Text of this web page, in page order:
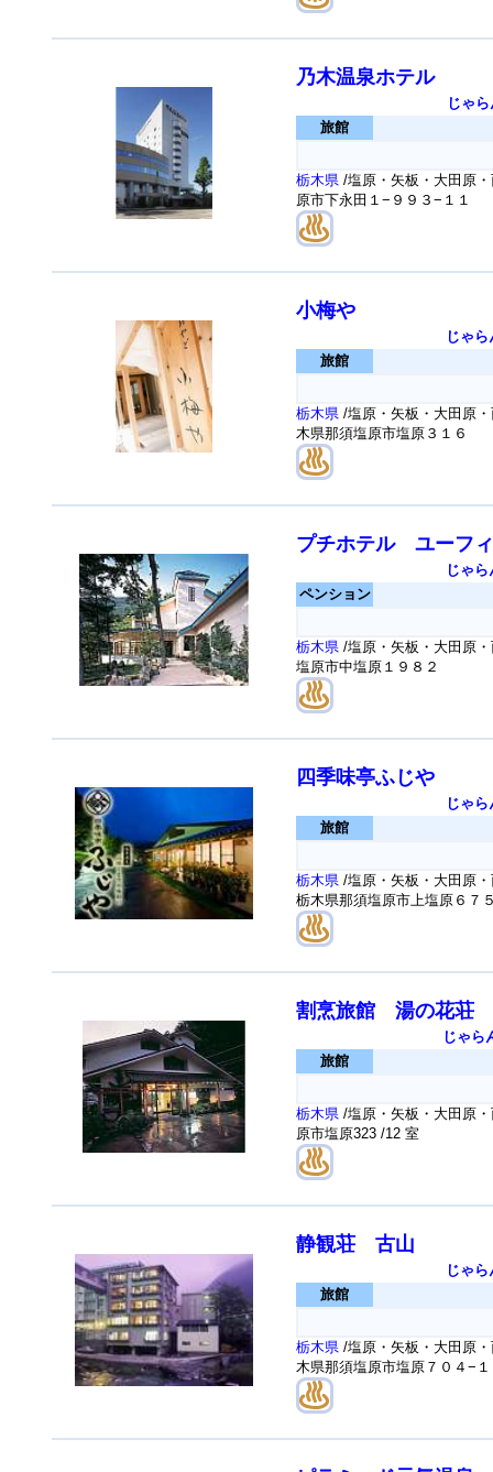
乃木温泉ホテル
じゃ
旅館
栃木県 /塩原・矢板・大田原
原市下永田１−９９３−１１
小梅や
じゃら
旅館
栃木県 /塩原・矢板・大田原
木県那須塩原市塩原３１６
プチホテル ユーフ
じゃら
ペンション
栃木県 /塩原・矢板・大田原
塩原市中塩原１９８２
四季味亭ふじや
じゃら
旅館
栃木県 /塩原・矢板・大田原
栃木県那須塩原市上塩原６７
割烹旅館 湯の花荘
じゃら
旅館
栃木県 /塩原・矢板・大田原
原市塩原323 /12 室
静観荘 古山
じゃら
旅館
栃木県 /塩原・矢板・大田原
木県那須塩原市塩原７０４−１